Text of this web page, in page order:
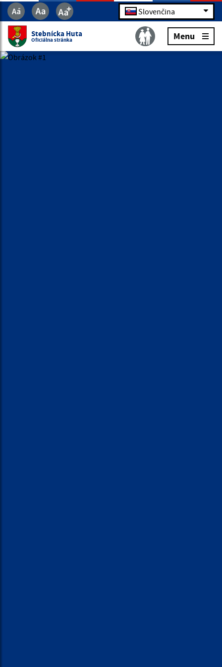
Slovenčina
Stebnícka Huta
Oficiálna stránka Menu